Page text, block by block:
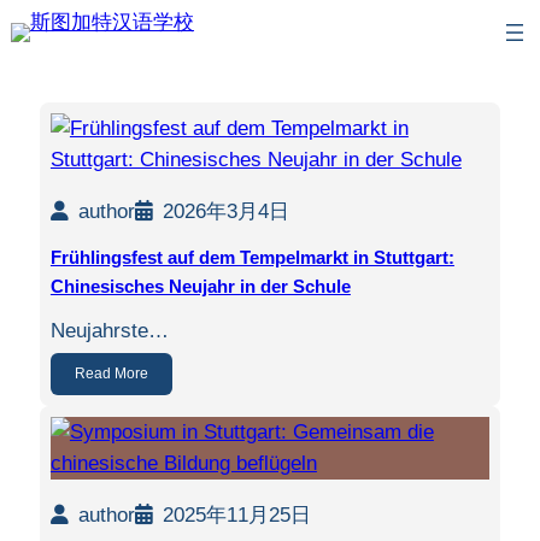
Zum
Inhalt
author 2026年3月4日
Frühlingsfest auf dem Tempelmarkt in Stuttgart:
Chinesisches Neujahr in der Schule
Neujahrste…
Read More
author 2025年11月25日